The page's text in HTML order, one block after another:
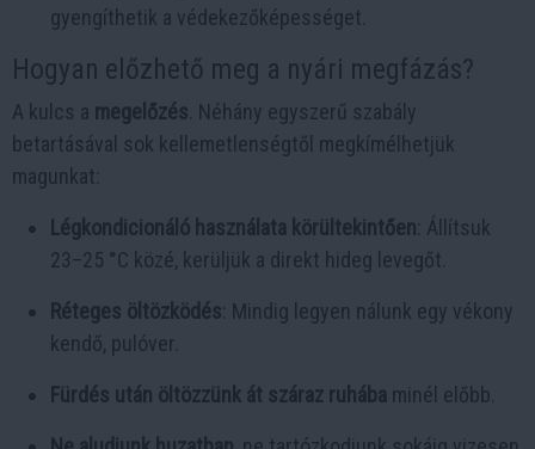
gyengíthetik a védekezőképességet.
Hogyan előzhető meg a nyári megfázás?
A kulcs a megelőzés . Néhány egyszerű szabály
betartásával sok kellemetlenségtől megkímélhetjük
magunkat:
Légkondicionáló használata körültekintően : Állítsuk
23–25 °C közé, kerüljük a direkt hideg levegőt.
Réteges öltözködés : Mindig legyen nálunk egy vékony
kendő, pulóver.
Fürdés után öltözzünk át száraz ruhába minél előbb.